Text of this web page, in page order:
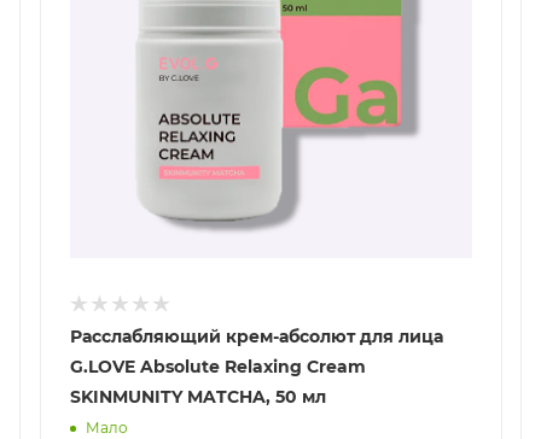
Расслабляющий крем-абсолют для лица
G.LOVE Absolute Relaxing Cream
SKINMUNITY MATCHA, 50 мл
Мало